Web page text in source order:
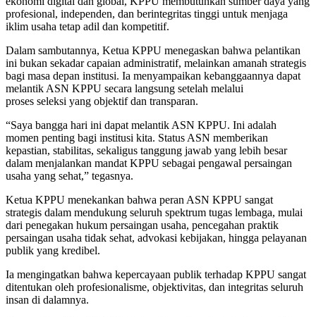
profesional, independen, dan berintegritas tinggi untuk menjaga
iklim usaha tetap adil dan kompetitif.
Dalam sambutannya, Ketua KPPU menegaskan bahwa pelantikan
ini bukan sekadar capaian administratif, melainkan amanah strategis
bagi masa depan institusi. Ia menyampaikan kebanggaannya dapat
melantik ASN KPPU secara langsung setelah melalui
proses seleksi yang objektif dan transparan.
“Saya bangga hari ini dapat melantik ASN KPPU. Ini adalah
momen penting bagi institusi kita. Status ASN memberikan
kepastian, stabilitas, sekaligus tanggung jawab yang lebih besar
dalam menjalankan mandat KPPU sebagai pengawal persaingan
usaha yang sehat,” tegasnya.
Ketua KPPU menekankan bahwa peran ASN KPPU sangat
strategis dalam mendukung seluruh spektrum tugas lembaga, mulai
dari penegakan hukum persaingan usaha, pencegahan praktik
persaingan usaha tidak sehat, advokasi kebijakan, hingga pelayanan
publik yang kredibel.
Ia mengingatkan bahwa kepercayaan publik terhadap KPPU sangat
ditentukan oleh profesionalisme, objektivitas, dan integritas seluruh
insan di dalamnya.